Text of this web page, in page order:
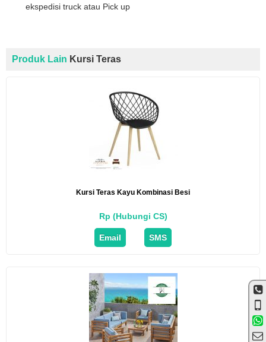
ekspedisi truck atau Pick up
Produk Lain Kursi Teras
Kursi Teras Kayu Kombinasi Besi
Rp (Hubungi CS)
Email SMS